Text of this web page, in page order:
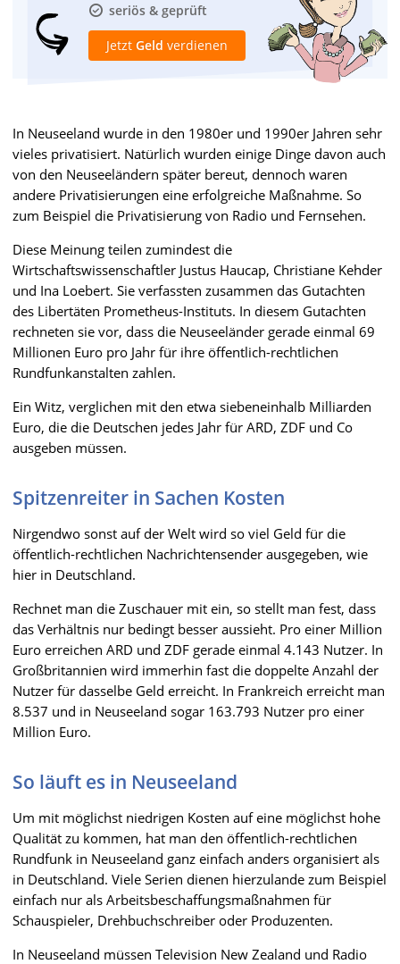
seriös & geprüft
Jetzt Geld verdienen
In Neuseeland wurde in den 1980er und 1990er Jahren sehr
vieles privatisiert. Natürlich wurden einige Dinge davon auch
von den Neuseeländern später bereut, dennoch waren
andere Privatisierungen eine erfolgreiche Maßnahme. So
zum Beispiel die Privatisierung von Radio und Fernsehen.
Diese Meinung teilen zumindest die
Wirtschaftswissenschaftler Justus Haucap, Christiane Kehder
und Ina Loebert. Sie verfassten zusammen das Gutachten
des Libertäten Prometheus-Instituts. In diesem Gutachten
rechneten sie vor, dass die Neuseeländer gerade einmal 69
Millionen Euro pro Jahr für ihre öffentlich-rechtlichen
Rundfunkanstalten zahlen.
Ein Witz, verglichen mit den etwa siebeneinhalb Milliarden
Euro, die die Deutschen jedes Jahr für ARD, ZDF und Co
ausgeben müssen.
Spitzenreiter in Sachen Kosten
Nirgendwo sonst auf der Welt wird so viel Geld für die
öffentlich-rechtlichen Nachrichtensender ausgegeben, wie
hier in Deutschland.
Rechnet man die Zuschauer mit ein, so stellt man fest, dass
das Verhältnis nur bedingt besser aussieht. Pro einer Million
Euro erreichen ARD und ZDF gerade einmal 4.143 Nutzer. In
Großbritannien wird immerhin fast die doppelte Anzahl der
Nutzer für dasselbe Geld erreicht. In Frankreich erreicht man
8.537 und in Neuseeland sogar 163.793 Nutzer pro einer
Million Euro.
So läuft es in Neuseeland
Um mit möglichst niedrigen Kosten auf eine möglichst hohe
Qualität zu kommen, hat man den öffentlich-rechtlichen
Rundfunk in Neuseeland ganz einfach anders organisiert als
in Deutschland. Viele Serien dienen hierzulande zum Beispiel
einfach nur als Arbeitsbeschaffungsmaßnahmen für
Schauspieler, Drehbuchschreiber oder Produzenten.
In Neuseeland müssen Television New Zealand und Radio